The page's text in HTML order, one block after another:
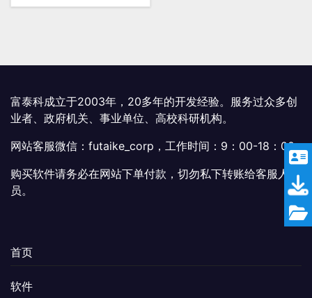
变
可
在
品
页
面
富泰科成立于2003年，20多年的开发经验。服务过众多创
业者、政府机关、事业单位、高校科研机构。
网站客服微信：futaike_corp，工作时间：9：00-18：00
购买软件请务必在网站下单付款，切勿私下转账给客服人
员。
首页
软件